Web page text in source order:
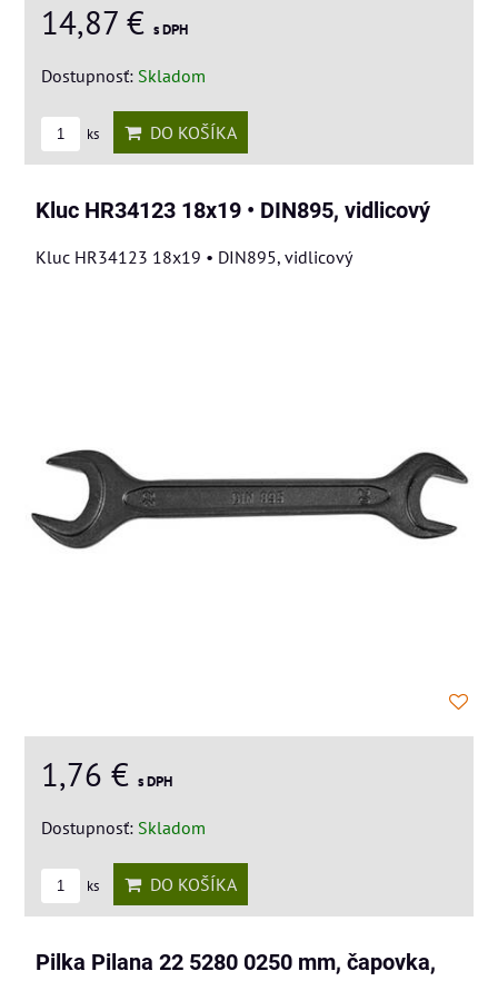
14,87 € s DPH
Dostupnosť: Skladom
ks DO KOŠÍKA
Kluc HR34123 18x19 • DIN895, vidlicový
Kluc HR34123 18x19 • DIN895, vidlicový
1,76 € s DPH
Dostupnosť: Skladom
ks DO KOŠÍKA
Pilka Pilana 22 5280 0250 mm, čapovka,